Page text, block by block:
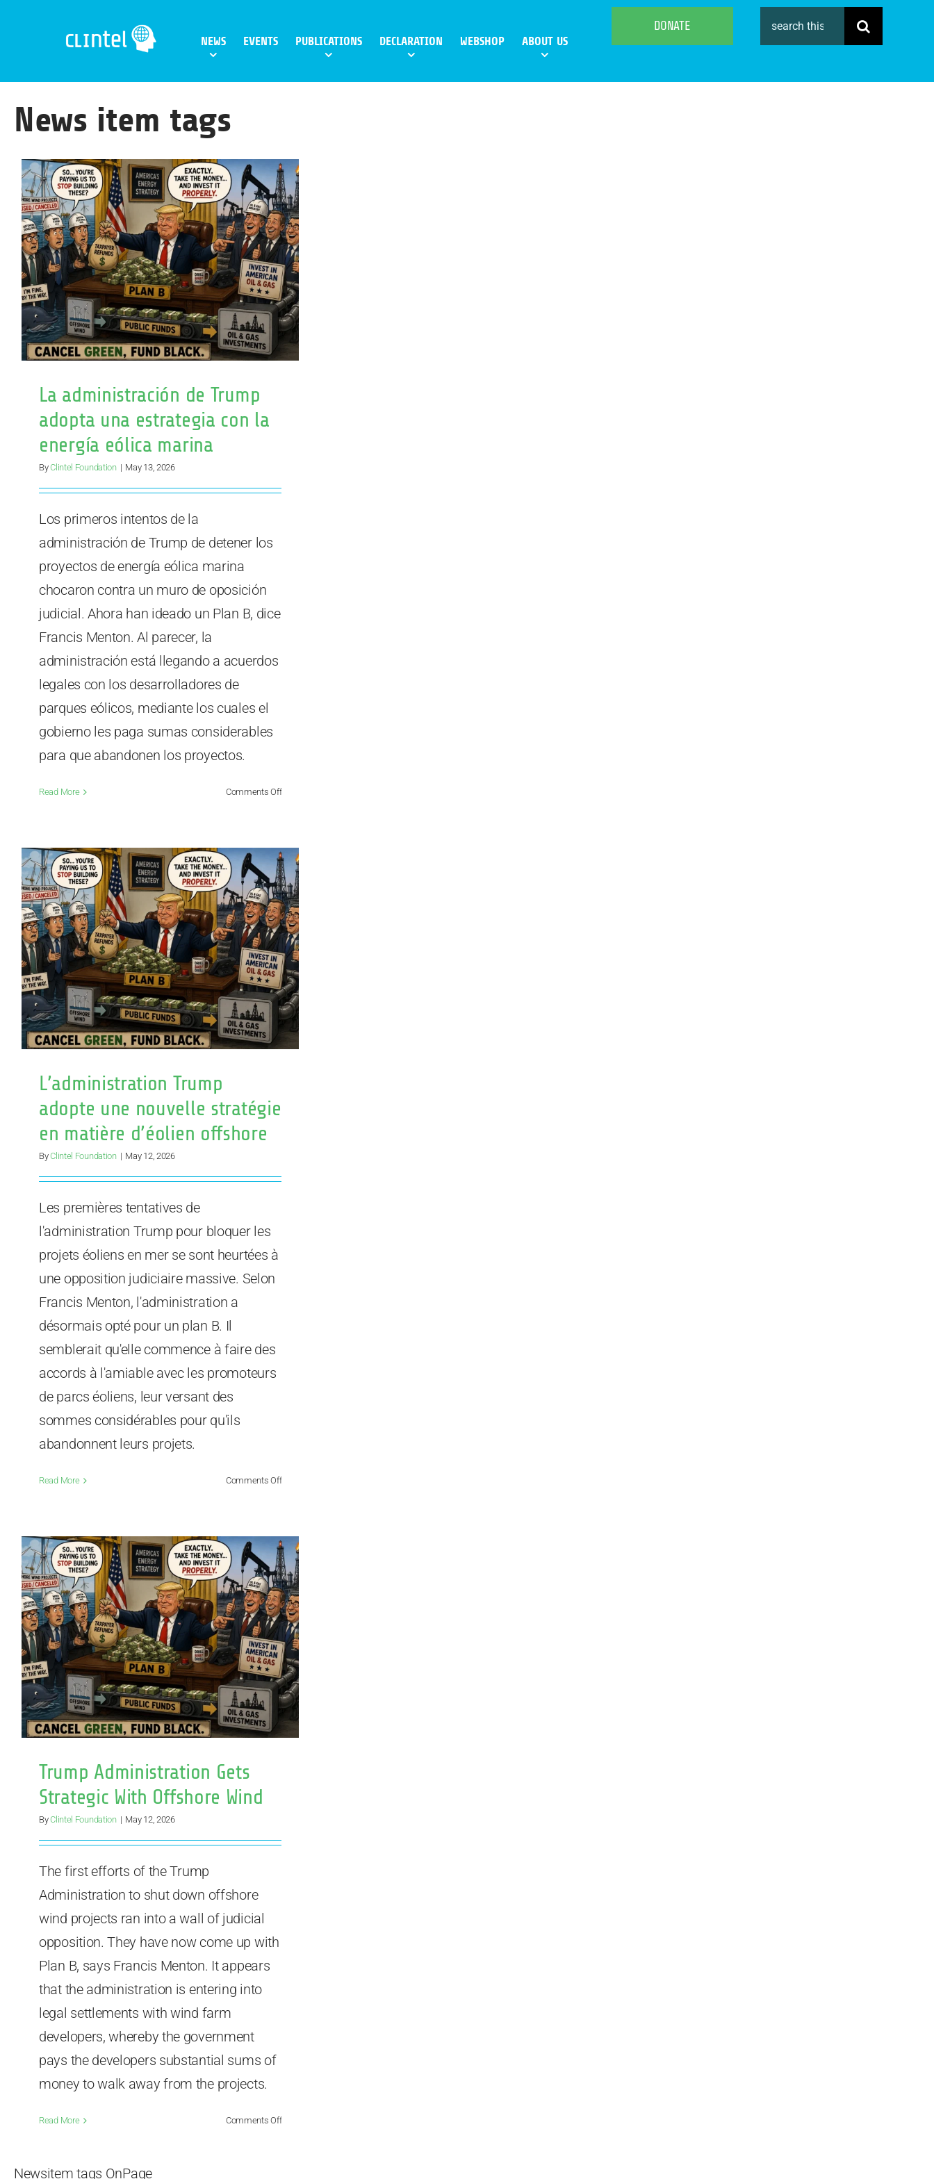
NEWS EVENTS PUBLICATIONS DECLARATION WEBSHOP ABOUT US
DONATE
Search
for:
News item tags
La administración de Trump
adopta una estrategia con la
energía eólica marina
ByClintel Foundation | May 13, 2026
Los primeros intentos de la
administración de Trump de detener los
proyectos de energía eólica marina
chocaron contra un muro de oposición
judicial. Ahora han ideado un Plan B, dice
Francis Menton. Al parecer, la
administración está llegando a acuerdos
legales con los desarrolladores de
parques eólicos, mediante los cuales el
gobierno les paga sumas considerables
para que abandonen los proyectos.
Read More Comments Offon
Trump
adopta
una
estrategia
con
la
energía
eólica
marina
L’administration Trump
adopte une nouvelle stratégie
en matière d’éolien offshore
ByClintel Foundation | May 12, 2026
Les premières tentatives de
l'administration Trump pour bloquer les
projets éoliens en mer se sont heurtées à
une opposition judiciaire massive. Selon
Francis Menton, l'administration a
désormais opté pour un plan B. Il
semblerait qu'elle commence à faire des
accords à l'amiable avec les promoteurs
de parcs éoliens, leur versant des
sommes considérables pour qu'ils
abandonnent leurs projets.
Read More Comments Offon
une
nouvelle
stratégie
en
matière
d’éolien
offshore
Trump Administration Gets
Strategic With Offshore Wind
ByClintel Foundation | May 12, 2026
The first efforts of the Trump
Administration to shut down offshore
wind projects ran into a wall of judicial
opposition. They have now come up with
Plan B, says Francis Menton. It appears
that the administration is entering into
legal settlements with wind farm
developers, whereby the government
pays the developers substantial sums of
money to walk away from the projects.
Read More Comments Offon
Newsitem tags OnPage